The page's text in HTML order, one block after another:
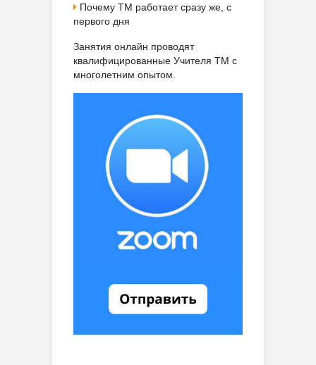
Почему ТМ работает сразу же, с
первого дня
Занятия онлайн проводят
квалифицированные Учителя ТМ с
многолетним опытом.